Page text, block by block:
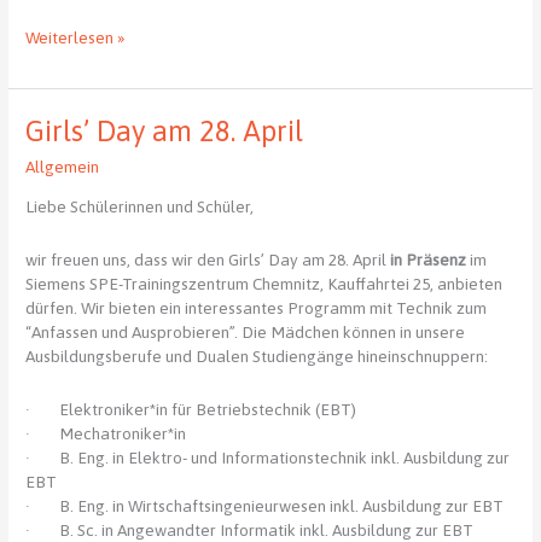
Studieninformationstag
der
Glauchau
Weiterlesen »
Girls’ Day am 28. April
Allgemein
Liebe Schülerinnen und Schüler,
wir freuen uns, dass wir den Girls’ Day am 28. Aprilin Präsenzim
Siemens SPE-Trainingszentrum Chemnitz, Kauffahrtei 25, anbieten
dürfen. Wir bieten ein interessantes Programm mit Technik zum
“Anfassen und Ausprobieren”. Die Mädchen können in unsere
Ausbildungsberufe und Dualen Studiengänge hineinschnuppern:
· Elektroniker*in für Betriebstechnik (EBT)
· Mechatroniker*in
· B. Eng. in Elektro- und Informationstechnik inkl. Ausbildung zur
EBT
· B. Eng. in Wirtschaftsingenieurwesen inkl. Ausbildung zur EBT
· B. Sc. in Angewandter Informatik inkl. Ausbildung zur EBT